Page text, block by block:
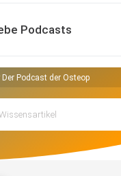
Podcasts
Podcast der Osteopathie